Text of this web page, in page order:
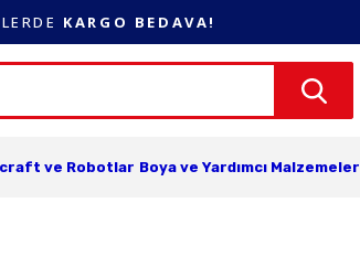
KARGO BEDAVA!
ve Robotlar Boya ve Yardımcı Malzemeler